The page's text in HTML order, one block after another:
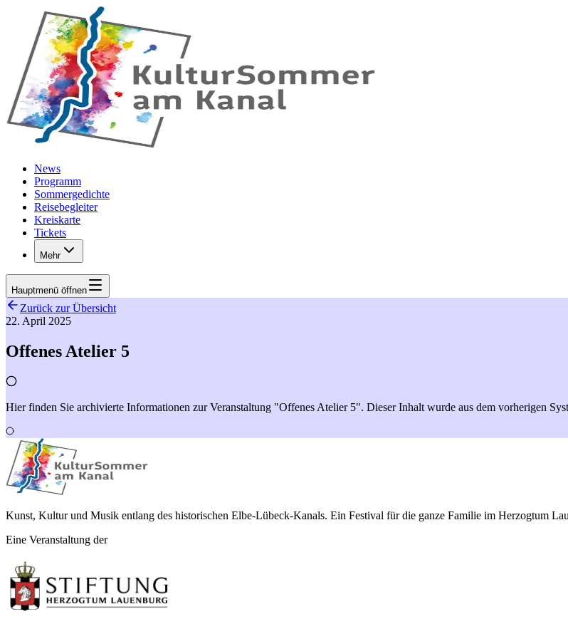
Zum Hauptinhalt springen
News
Programm
Sommergedichte
Reisebegleiter
Kreiskarte
Tickets
Mehr
Hauptmenü öffnen
Zurück zur Übersicht
22. April 2025
Offenes Atelier 5
Hier finden Sie archivierte Informationen zur Veranstaltung "Offenes Atelier 5". Dieser Inhalt wurde aus dem vorherigen
Kunst, Kultur und Musik entlang des historischen Elbe-Lübeck-Kanals. Ein Festival für die ganze Familie im Herzogtum
Eine Veranstaltung der